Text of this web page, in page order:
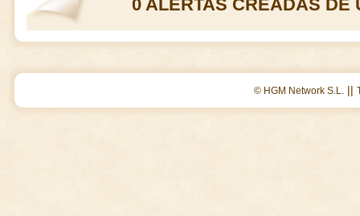
0 ALERTAS CREADAS DE
© HGM Network S.L. ||